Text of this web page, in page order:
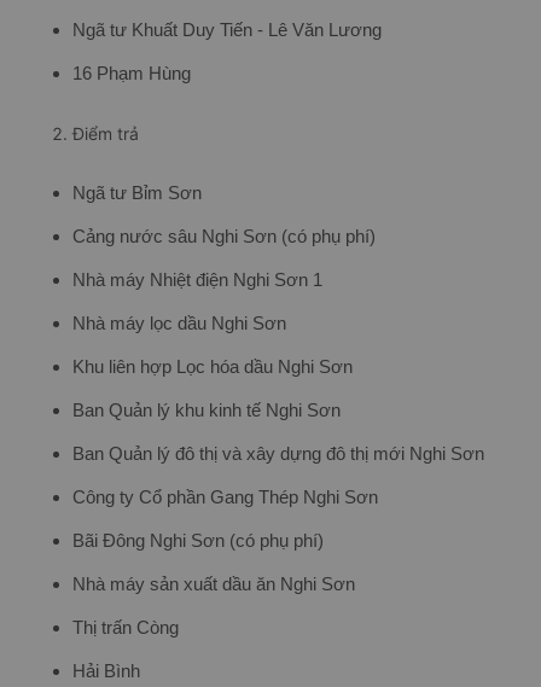
Ngã tư Khuất Duy Tiến - Lê Văn Lương
16 Phạm Hùng
Điểm trả
Ngã tư Bỉm Sơn
Cảng nước sâu Nghi Sơn (có phụ phí)
Nhà máy Nhiệt điện Nghi Sơn 1
Nhà máy lọc dầu Nghi Sơn
Khu liên hợp Lọc hóa dầu Nghi Sơn
Ban Quản lý khu kinh tế Nghi Sơn
Ban Quản lý đô thị và xây dựng đô thị mới Nghi Sơn
Công ty Cổ phần Gang Thép Nghi Sơn
Bãi Đông Nghi Sơn (có phụ phí)
Nhà máy sản xuất dầu ăn Nghi Sơn
Thị trấn Còng
Hải Bình